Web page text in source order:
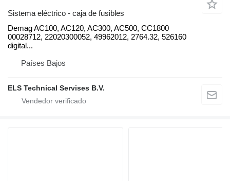
Sistema eléctrico - caja de fusibles
Demag AC100, AC120, AC300, AC500, CC1800
00028712, 22020300052, 49962012, 2764.32, 526160
digital...
Países Bajos
ELS Technical Servises B.V.